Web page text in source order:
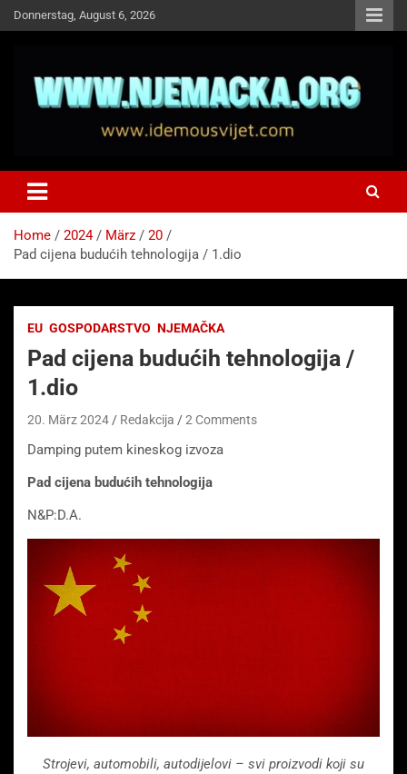
Skip
to
Donnerstag, August 6, 2026
Idemo u Svijet-Njemacka!
Home 2024 März
20
Pad cijena budućih tehnologija / 1.dio
EU GOSPODARSTVO NJEMAČKA
Pad cijena budućih tehnologija /
1.dio
20. März 2024 Redakcija 2 Comments
Damping putem kineskog izvoza
Pad cijena budućih tehnologija
N&P:D.A.
Strojevi, automobili, autodijelovi – svi proizvodi koji su